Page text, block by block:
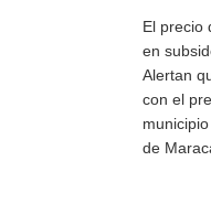
El precio
en
Alertan
con el
de